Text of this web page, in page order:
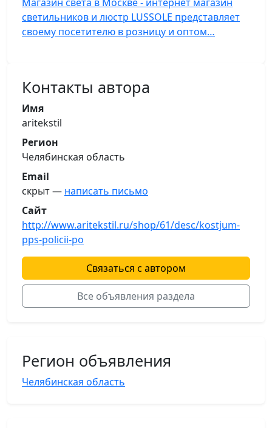
светильников и люстр LUSSOLE представляет
своему посетителю в розницу и оптом…
Контакты автора
Имя
aritekstil
Регион
Челябинская область
Email
скрыт — написать письмо
Сайт
http://www.aritekstil.ru/shop/61/desc/kostjum-
pps-policii-po
Связаться с автором
Все объявления раздела
Регион объявления
Челябинская область